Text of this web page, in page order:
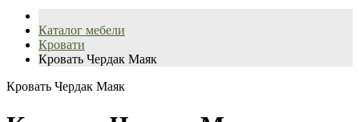
Каталог мебели
Кровати
Кровать Чердак Маяк
Кровать Чердак Маяк